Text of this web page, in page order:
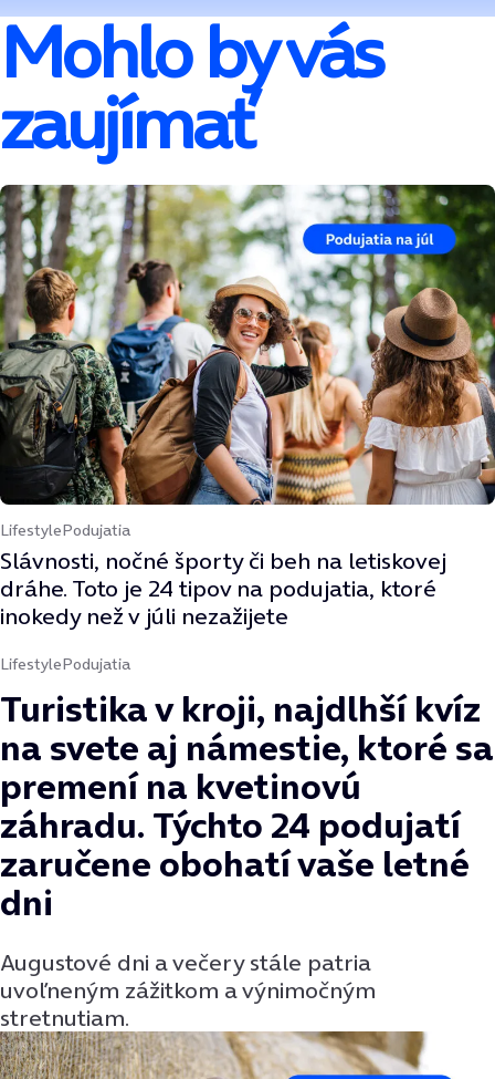
Mohlo by vás
zaujímať
LifestylePodujatia
Slávnosti, nočné športy či beh na letiskovej
dráhe. Toto je 24 tipov na podujatia, ktoré
inokedy než v júli nezažijete
LifestylePodujatia
Turistika v kroji, najdlhší kvíz
na svete aj námestie, ktoré sa
premení na kvetinovú
záhradu. Týchto 24 podujatí
zaručene obohatí vaše letné
dni
Augustové dni a večery stále patria
uvoľneným zážitkom a výnimočným
stretnutiam.